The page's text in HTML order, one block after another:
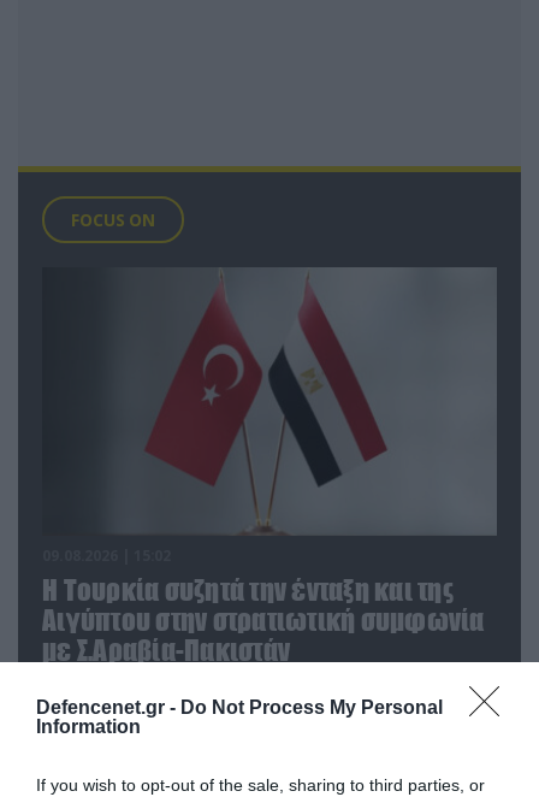
Defencenet.gr - Do Not Process My Personal
Information
If you wish to opt-out of the sale, sharing to third parties, or
FOCUS ON
Η Τουρκία συζητά την ένταξη και της
Αιγύπτου στην στρατιωτική συμφωνία
με Σ.Αραβία-Πακιστάν
09.08.2026